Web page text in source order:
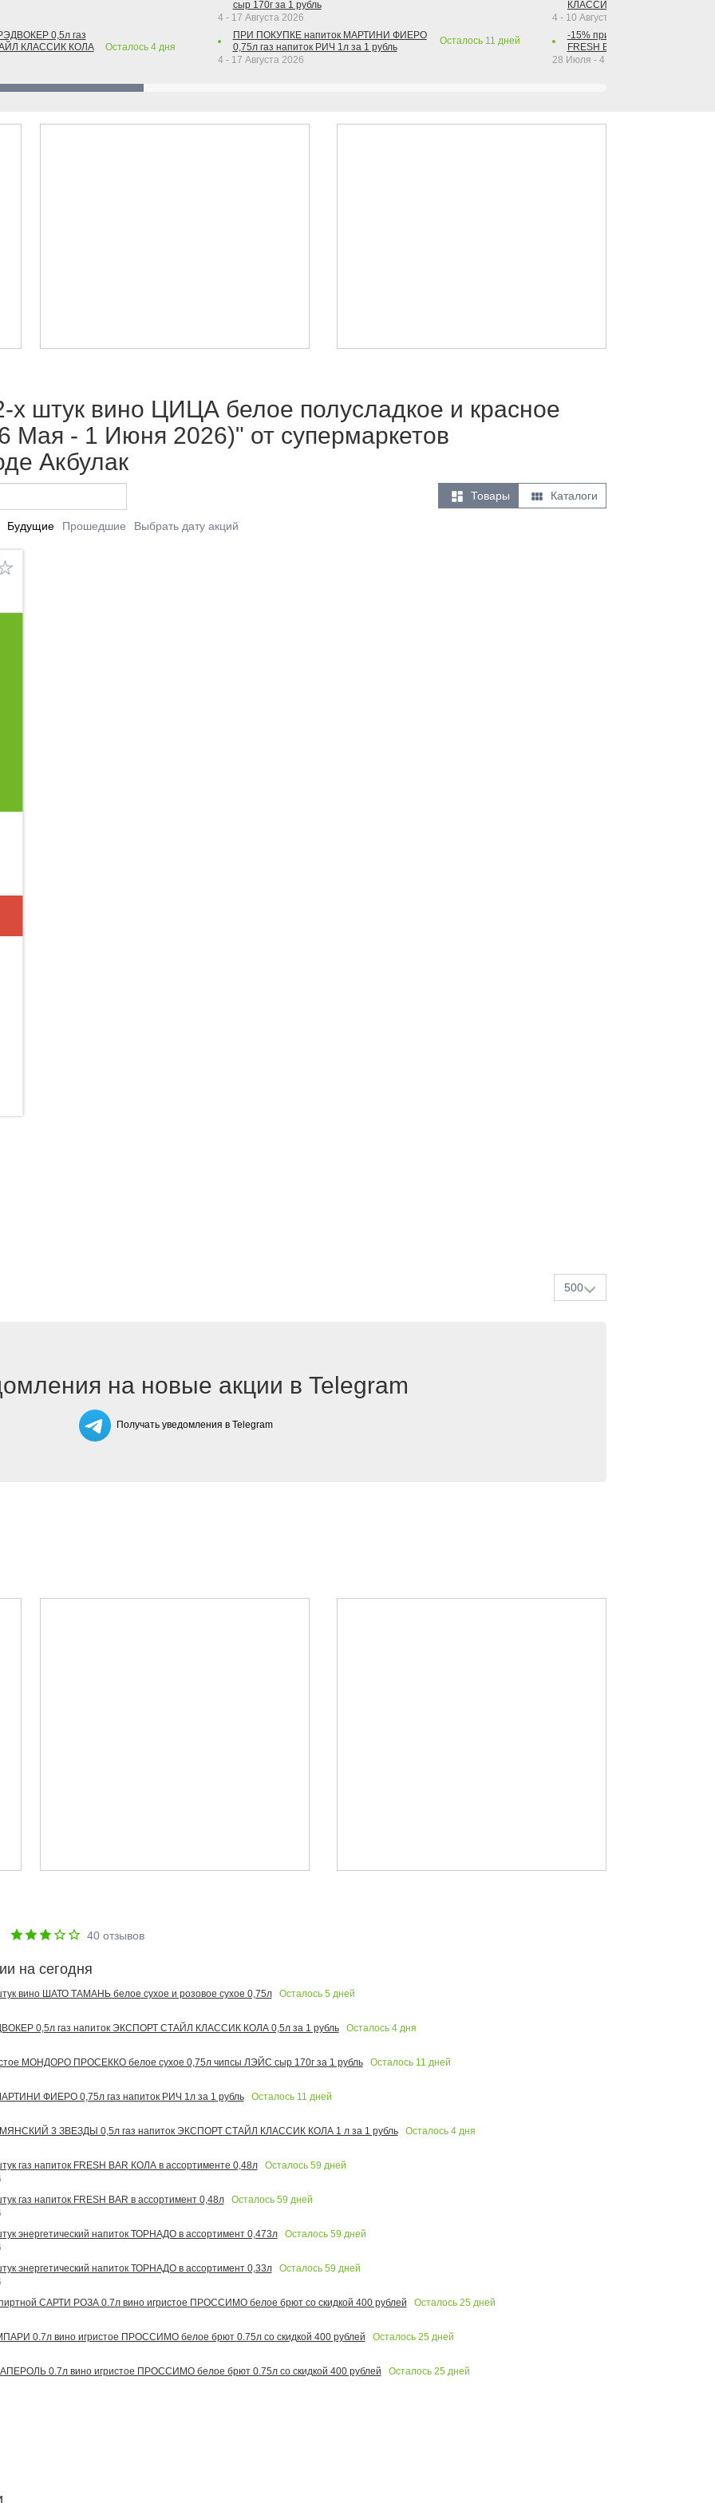
0,5л газ
КЛАССИК КОЛА
Осталось 4дня
сыр 170г за 1 рубль
4 - 17 Августа 2026
ПРИ ПОКУПКЕ напиток МАРТИНИ ФИЕРО
0,75л газ напиток РИЧ 1л за 1 рубль
Осталось 11 дней
4 - 17 Августа 2026
КЛАССИК КОЛА 1 л за 1 рубль
4 - 10 Августа 2026
-15% при покупке от 2-х штук
FRESH BAR КОЛА в
28 Июля - 4 Октября 2026
х штук вино ЦИЦА белое полусладкое и красное
Мая - 1 Июня 2026)" от супермаркетов
Акбулак
 Товары  Каталоги
Будущие Прошедшие Выбрать дату акций
500
на новые акции в Telegram
Получать уведомления в Telegram
40отзывов
на сегодня
вино ШАТО ТАМАНЬ белое сухое и розовое сухое 0,75л Осталось 5 дней
0,5л газ напиток ЭКСПОРТ СТАЙЛ КЛАССИК КОЛА 0,5л за 1 рубль Осталось 4дня
МОНДОРО ПРОСЕККО белое сухое 0,75л чипсы ЛЭЙС сыр 170г за 1 рубль Осталось 11 дней
ФИЕРО 0,75л газ напиток РИЧ 1л за 1 рубль Осталось 11 дней
3 ЗВЕЗДЫ 0,5л газ напиток ЭКСПОРТ СТАЙЛ КЛАССИК КОЛА 1 л за 1 рубль Осталось 4дня
газ напиток FRESH BAR КОЛА в ассортименте 0,48л Осталось 59 дней
газ напиток FRESH BAR в ассортимент 0,48л
Осталось 59 дней
энергетический напиток ТОРНАДО в ассортимент 0,473л
Осталось 59 дней
энергетический напиток ТОРНАДО в ассортимент 0,33л
Осталось 59 дней
САРТИ РОЗА 0.7л вино игристое ПРОССИМО белое брют со скидкой 400 рублей
Осталось 25 дней
0.7л вино игристое ПРОССИМО белое брют 0.75л со скидкой 400 рублей Осталось 25 дней
0.7л вино игристое ПРОССИМО белое брют 0.75л со скидкой 400 рублей Осталось 25 дней